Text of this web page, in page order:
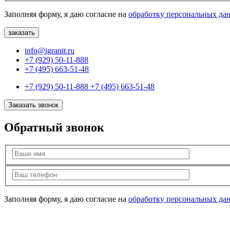
Заполняя форму, я даю согласие на обработку персональных
info@igranit.ru
+7 (929) 50-11-888
+7 (495) 663-51-48
+7 (929) 50-11-888 +7 (495) 663-51-48
Заказать звонок
Обратный звонок
Заполняя форму, я даю согласие на обработку персональных